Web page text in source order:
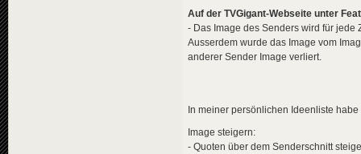
Auf der TVGigant-Webseite unter
- Das Image des Senders wird für
Ausserdem wurde das Image vom
anderer Sender Image verliert.
In meiner persönlichen Ideenliste
Image steigern:
- Quoten über dem Senderschnitt